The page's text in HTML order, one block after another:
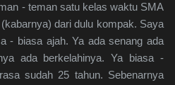
- teman satu kelas waktu SMA
dari dulu kompak. Saya
- biasa ajah. Ya ada senang ada
ada berkelahinya. Ya biasa -
sudah 25 tahun. Sebenarnya